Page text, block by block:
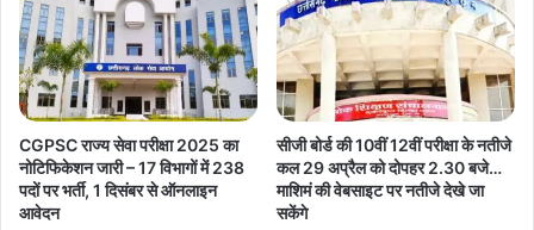
CGPSC राज्य सेवा परीक्षा 2025 का
नोटिफिकेशन जारी – 17 विभागों में 238
पदों पर भर्ती, 1 दिसंबर से ऑनलाइन
आवेदन
सीजी बोर्ड की 10वीं 12वीं परीक्षा के नतीजे
कल 29 अप्रैल को दोपहर 2.30 बजे…
माशिमं की वेबसाइट पर नतीजे देखे जा
सकेंगे